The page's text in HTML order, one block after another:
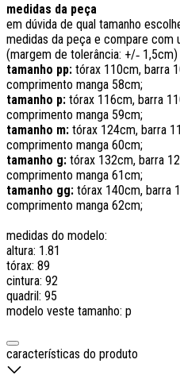
medidas da peça
em dúvida de qual tamanho
medidas da peça e compare com
(margem de tolerância: +/‑ 1,5cm)
tamanho pp: tórax 110cm, barra
comprimento manga 58cm;
tamanho p: tórax 116cm, barra
comprimento manga 59cm;
tamanho m: tórax 124cm, barra
comprimento manga 60cm;
tamanho g: tórax 132cm, barra
comprimento manga 61cm;
tamanho gg: tórax 140cm, barra
comprimento manga 62cm;
medidas do modelo:
altura: 1.81
tórax: 89
cintura: 92
quadril: 95
modelo veste tamanho: p
características do produto